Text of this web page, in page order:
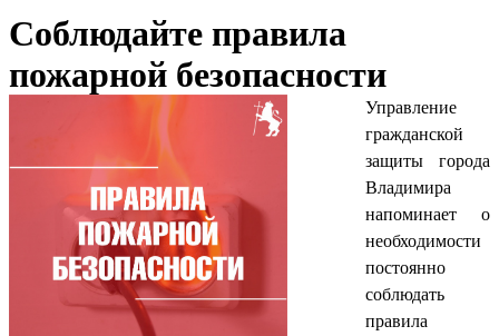
Соблюдайте правила
пожарной безопасности
Управление
гражданской
защиты города
Владимира
напоминает о
необходимости
постоянно
соблюдать
правила